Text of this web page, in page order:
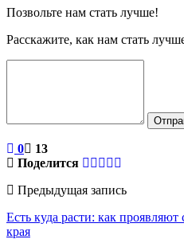
Позвольте нам стать лучше!
Расскажите, как нам стать
0
13
Поделится
Предыдущая запись
Есть куда расти: как проявляют
края